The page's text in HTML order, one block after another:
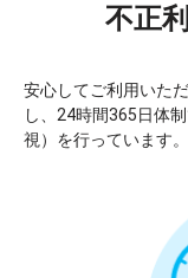
不正
安心してご利用いた
し、24時間365日体
視）を行っています。